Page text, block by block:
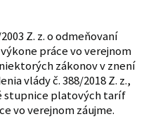
Z. z. o odmeňovaní
práce vo verejnom
zákonov v znení
vlády č. 388/2018 Z. z.,
stupnice platových taríf
vo verejnom záujme.